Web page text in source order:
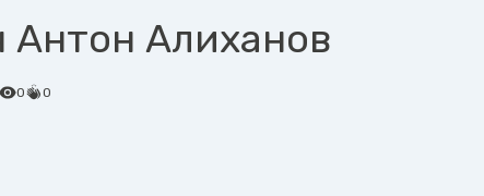
Антон Алиханов
0 0